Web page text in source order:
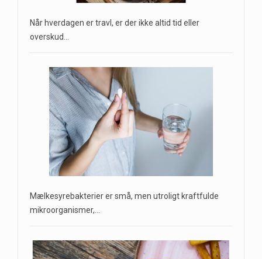
Når hverdagen er travl, er der ikke altid tid eller
overskud…
Mælkesyrebakterier er små, men utroligt kraftfulde
mikroorganismer,…